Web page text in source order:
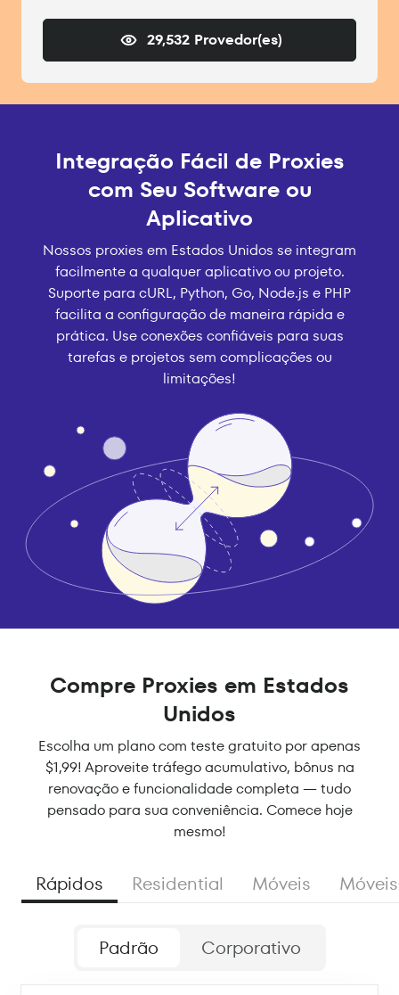
29,532 Provedor(es)
Integração Fácil de Proxies
com Seu Software ou
Aplicativo
Nossos proxies em Estados Unidos se integram
facilmente a qualquer aplicativo ou projeto.
Suporte para cURL, Python, Go, Node.js e PHP
facilita a configuração de maneira rápida e
prática. Use conexões confiáveis para suas
tarefas e projetos sem complicações ou
limitações!
Compre Proxies em Estados
Unidos
Escolha um plano com teste gratuito por apenas
$1,99! Aproveite tráfego acumulativo, bônus na
renovação e funcionalidade completa — tudo
pensado para sua conveniência. Comece hoje
mesmo!
Rápidos Residential Móveis
Padrão Corporativo